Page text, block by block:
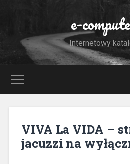
e-
Internetowy
VIVA La VIDA –
jacuzzi na